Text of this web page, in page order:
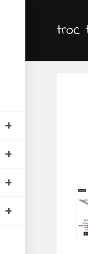
contenttroc